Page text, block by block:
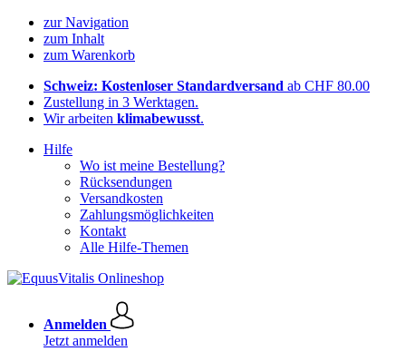
zur Navigation
zum Inhalt
zum Warenkorb
Schweiz: Kostenloser Standardversand ab CHF 80.00
Zustellung in 3 Werktagen.
Wir arbeiten klimabewusst.
Hilfe
Wo ist meine Bestellung?
Rücksendungen
Versandkosten
Zahlungsmöglichkeiten
Kontakt
Alle Hilfe-Themen
Anmelden
Jetzt anmelden